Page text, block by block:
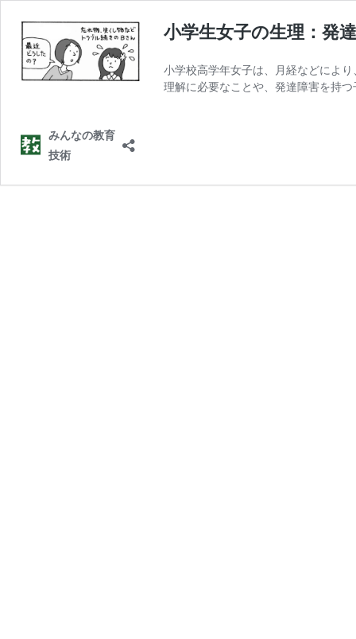
小学生女子の生理：発
小学校高学年女子は、月経などによ
理解に必要なことや、発達障害を持
みんなの教育
技術